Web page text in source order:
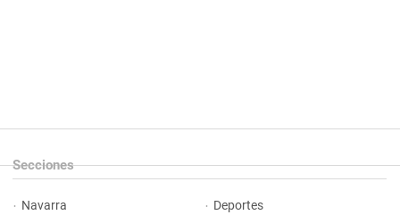
Secciones
Navarra Deportes